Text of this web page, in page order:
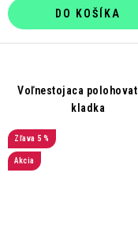
DO KOŠÍKA
Voľnestojaca
kladka
5 %
Akcia